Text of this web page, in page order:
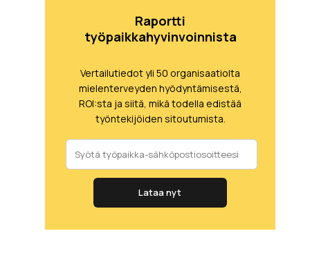
Raportti
työpaikkahyvinvoinnista
Vertailutiedot yli 50 organisaatiolta
mielenterveyden hyödyntämisestä,
ROI:sta ja siitä, mikä todella edistää
työntekijöiden sitoutumista.
Lataa nyt